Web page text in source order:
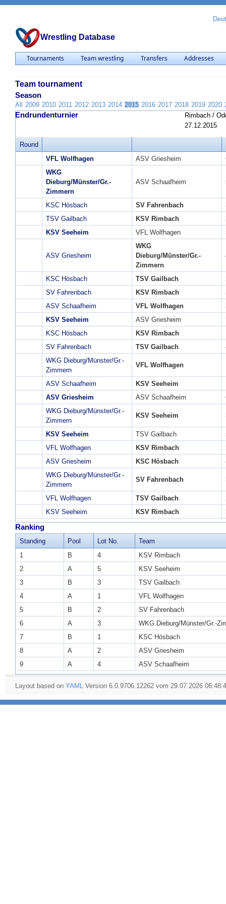
Wrestling Database
Tournaments Team wrestling Transfers Addresses
Team tournament
Season
All 2009 2010 2011 2012 2013 2014 2015 2016 2017 2018 2019 2020
Endrundenturnier
Rimbach /
27.12.2015
Round
VFL Wolfhagen
ASV Griesheim
WKG
Dieburg/Münster/Gr.-
Zimmern
ASV Schaafheim
KSC Hösbach SV Fahrenbach
TSV Gailbach
KSV Rimbach
KSV Seeheim
VFL Wolfhagen
ASV Griesheim
WKG
Dieburg/Münster/Gr.-
Zimmern
KSC Hösbach TSV Gailbach
SV Fahrenbach
KSV Rimbach
ASV Schaafheim
VFL Wolfhagen
KSV Seeheim
ASV Griesheim
KSC Hösbach
KSV Rimbach
SV Fahrenbach
TSV Gailbach
WKG Dieburg/Münster/Gr.-
Zimmern
VFL Wolfhagen
ASV Schaafheim KSV Seeheim
ASV Griesheim
ASV Schaafheim
WKG Dieburg/Münster/Gr.-
Zimmern
KSV Seeheim
KSV Seeheim TSV Gailbach
VFL Wolfhagen
KSV Rimbach
ASV Griesheim
KSC Hösbach
WKG Dieburg/Münster/Gr.-
Zimmern
SV Fahrenbach
VFL Wolfhagen TSV Gailbach
KSV Seeheim
KSV Rimbach
Ranking
Standing Pool Lot No.
Team
1
B 4
KSV Rimbach
2
A 5
KSV Seeheim
3
B 3
TSV Gailbach
4
A 1
VFL Wolfhagen
5
B 2
SV Fahrenbach
6
A 3
WKG Dieburg/Münster/Gr.-
7
B 1
KSC Hösbach
8
A 2
ASV Griesheim
9
A 4 ASV Schaafheim
Layout based on YAML Version 6.0.9706.12262 vom 29.07.2026